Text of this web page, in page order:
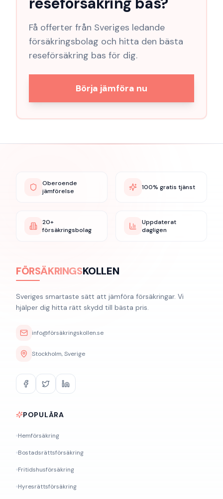
Få offerter från Sveriges ledande
försäkringsbolag och hitta den bästa
reseförsäkring bas för dig.
Börja jämföra nu
Oberoende
jämförelse
100% gratis tjänst
20+
försäkringsbolag
Uppdaterat
dagligen
FÖRSÄKRINGSKOLLEN
Sveriges smartaste sätt att jämföra försäkringar. Vi
hjälper dig hitta rätt skydd till bästa pris.
info@försäkringskollen.se
Stockholm, Sverige
POPULÄRA
Hemförsäkring
Bostadsrättsförsäkring
Fritidshusförsäkring
Hyresrättsförsäkring